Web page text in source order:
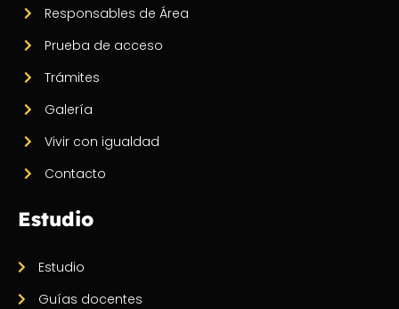
Responsables de Área
Prueba de acceso
Trámites
Galería
Vivir con igualdad
Contacto
Estudio
Estudio
Guías docentes